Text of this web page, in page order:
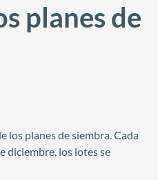
planes de
los planes de siembra. Cada
diciembre, los lotes se